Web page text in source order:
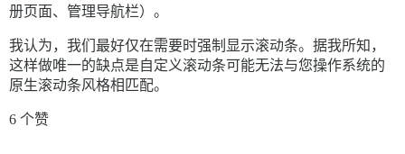
册页面、管理导航栏）。
我认为，我们最好仅在需要时强制显示滚动条。据我所知，
这样做唯一的缺点是自定义滚动条可能无法与您操作系统的
原生滚动条风格相匹配。
6 个赞